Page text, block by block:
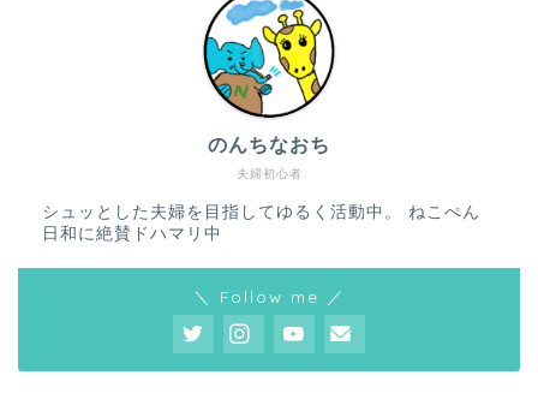
夫婦初心者
のんちなおち
シュッとした夫婦を目指してゆるく活動中。 ねこぺん
日和に絶賛ドハマリ中
＼ Follow me ／